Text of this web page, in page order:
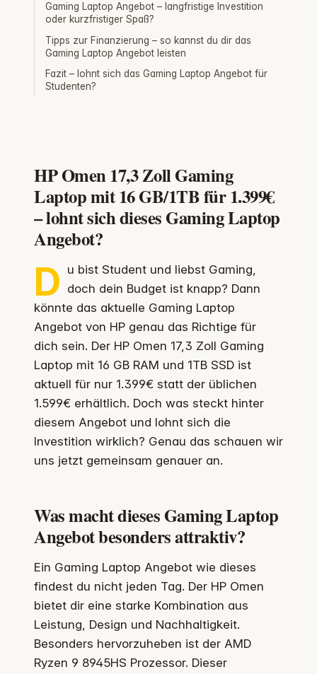
Gaming Laptop Angebot – langfristige Investition
oder kurzfristiger Spaß?
Tipps zur Finanzierung – so kannst du dir das
Gaming Laptop Angebot leisten
Fazit – lohnt sich das Gaming Laptop Angebot für
Studenten?
HP Omen 17,3 Zoll Gaming
Laptop mit 16 GB/1TB für 1.399€
– lohnt sich dieses Gaming Laptop
Angebot?
D u bist Student und liebst Gaming,
doch dein Budget ist knapp? Dann
könnte das aktuelle Gaming Laptop
Angebot von HP genau das Richtige für
dich sein. Der HP Omen 17,3 Zoll Gaming
Laptop mit 16 GB RAM und 1TB SSD ist
aktuell für nur 1.399€ statt der üblichen
1.599€ erhältlich. Doch was steckt hinter
diesem Angebot und lohnt sich die
Investition wirklich? Genau das schauen wir
uns jetzt gemeinsam genauer an.
Was macht dieses Gaming Laptop
Angebot besonders attraktiv?
Ein Gaming Laptop Angebot wie dieses
findest du nicht jeden Tag. Der HP Omen
bietet dir eine starke Kombination aus
Leistung, Design und Nachhaltigkeit.
Besonders hervorzuheben ist der AMD
Ryzen 9 8945HS Prozessor. Dieser